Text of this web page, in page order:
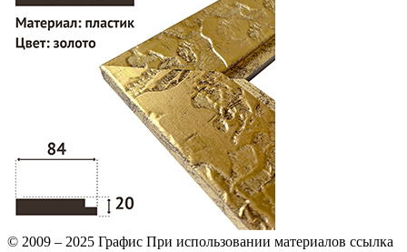
© 2009 – 2025 Графис При использовании материалов ссылка